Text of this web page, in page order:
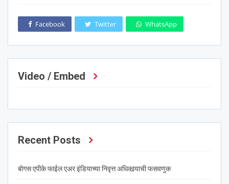
Facebook Twitter WhatsApp
Video / Embed
Recent Posts
बोगस एपीके फाईल एअर इंडियाच्या निवृत्त अधिकार्‍याची फसवणुक